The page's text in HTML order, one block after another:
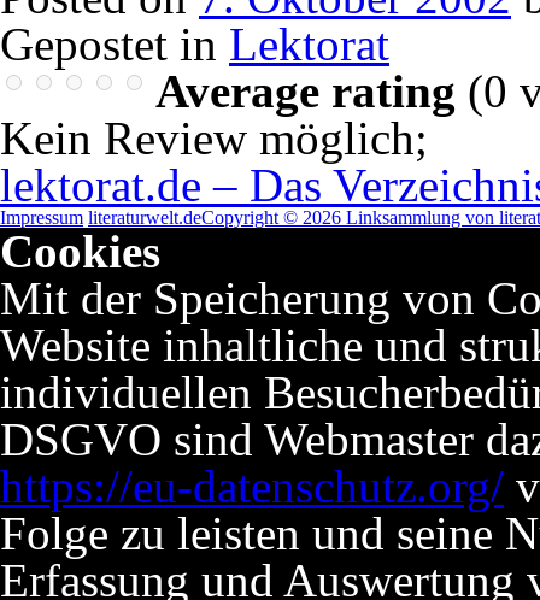
Gepostet in Lektorat
Average rating (0
Kein Review möglich;
lektorat.de – Das
Impressum literaturwelt.deCopyright © 2026 Linksammlung von
Cookies
Mit der Speicherung von
Website inhaltliche und
individuellen
DSGVO sind Webmaster
https://eu-datenschutz.org/
Folge zu leisten und seine
Erfassung und Auswertung